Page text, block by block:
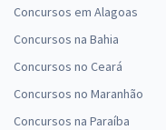
Concursos em Alagoas
Concursos na Bahia
Concursos no Ceará
Concursos no Maranhão
Concursos na Paraíba